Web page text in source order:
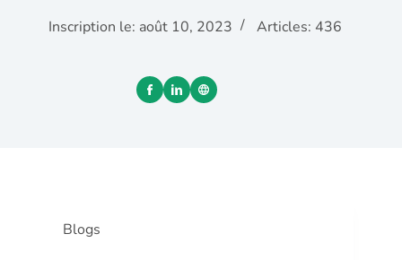
Inscription le: août 10, 2023 Articles: 436
Blogs